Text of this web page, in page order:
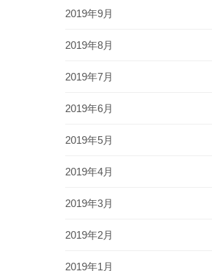
2019年9月
2019年8月
2019年7月
2019年6月
2019年5月
2019年4月
2019年3月
2019年2月
2019年1月